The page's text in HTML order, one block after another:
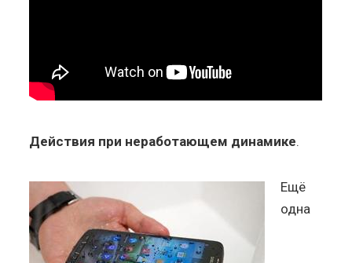
Действия при неработающем динамике.
Ещё
одна